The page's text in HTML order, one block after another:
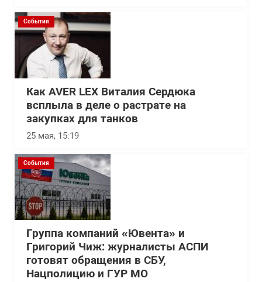
События
Как AVER LEX Виталия Сердюка
всплыла в деле о растрате на
закупках для танков
25 мая, 15:19
События
Группа компаний «Ювента» и
Григорий Чиж: журналисты АСПИ
готовят обращения в СБУ,
Нацполицию и ГУР МО